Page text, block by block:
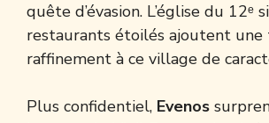
quête d’évasion. L’église du 12ᵉ
restaurants étoilés ajoutent une
raffinement à ce village de
Plus confidentiel, Evenos